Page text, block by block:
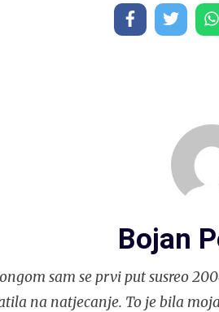
Bojan
sam se prvi put susreo
na natjecanje. To je bila